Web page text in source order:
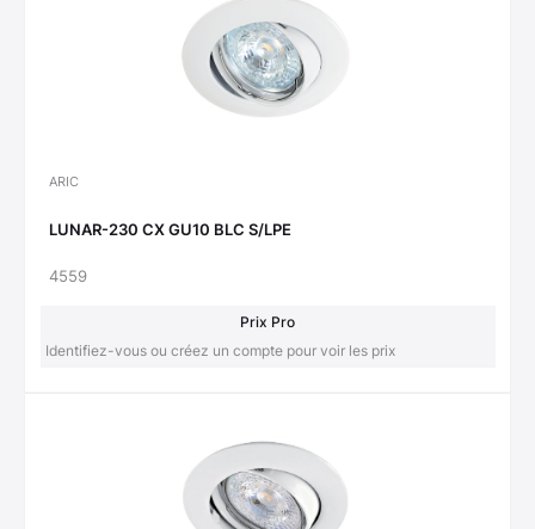
ARIC
LUNAR-230 CX GU10 BLC S/LPE
4559
Prix Pro
Identifiez-vous ou créez un compte pour voir les prix